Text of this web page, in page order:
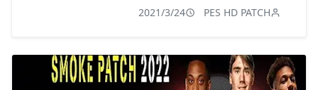
PES HD PATCH
2021/3/24